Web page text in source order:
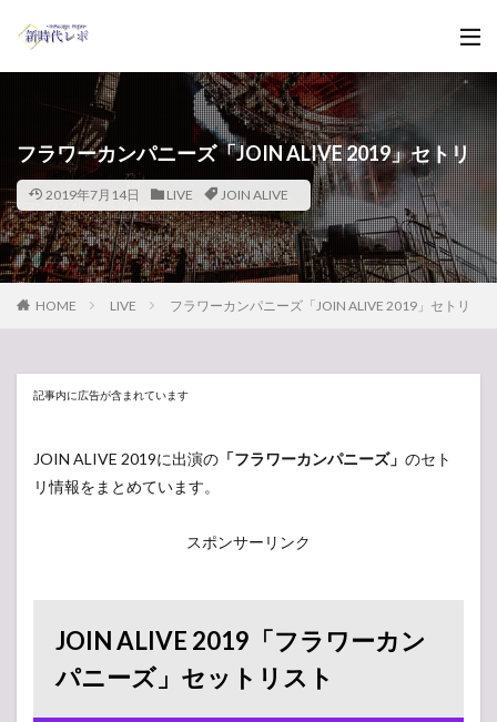
フラワーカンパニーズ「JOIN ALIVE 2019」セトリ
2019年7月14日 LIVE JOIN ALIVE
HOME LIVE フラワーカンパニーズ「JOIN ALIVE 2019」セトリ
記事内に広告が含まれています
JOIN ALIVE 2019に出演の 「フラワーカンパニーズ」 のセト
リ情報をまとめています。
スポンサーリンク
JOIN ALIVE 2019「フラワーカン
パニーズ」セットリスト